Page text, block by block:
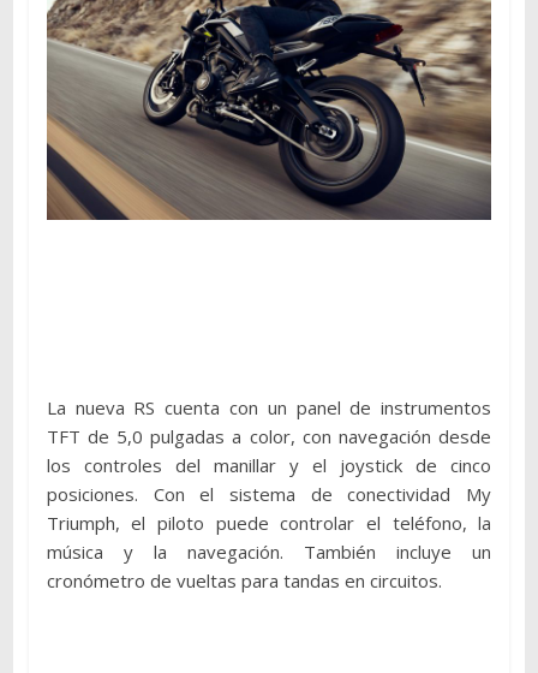
La nueva RS cuenta con un panel de instrumentos
TFT de 5,0 pulgadas a color, con navegación desde
los controles del manillar y el joystick de cinco
posiciones. Con el sistema de conectividad My
Triumph, el piloto puede controlar el teléfono, la
música y la navegación. También incluye un
cronómetro de vueltas para tandas en circuitos.